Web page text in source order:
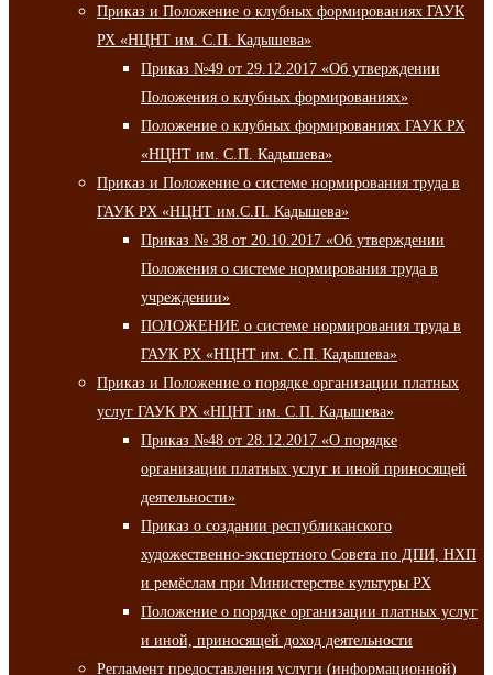
Приказ и Положение о клубных формированиях ГАУК
РХ «НЦНТ им. С.П. Кадышева»
Приказ №49 от 29.12.2017 «Об утверждении
Положения о клубных формированиях»
Положение о клубных формированиях ГАУК РХ
«НЦНТ им. С.П. Кадышева»
Приказ и Положение о системе нормирования труда в
ГАУК РХ «НЦНТ им.С.П. Кадышева»
Приказ № 38 от 20.10.2017 «Об утверждении
Положения о системе нормирования труда в
учреждении»
ПОЛОЖЕНИЕ о системе нормирования труда в
ГАУК РХ «НЦНТ им. С.П. Кадышева»
Приказ и Положение о порядке организации платных
услуг ГАУК РХ «НЦНТ им. С.П. Кадышева»
Приказ №48 от 28.12.2017 «О порядке
организации платных услуг и иной приносящей
деятельности»
Приказ о создании республиканского
художественно-экспертного Совета по ДПИ, НХП
и ремёслам при Министерстве культуры РХ
Положение о порядке организации платных услуг
и иной, приносящей доход деятельности
Регламент предоставления услуги (информационной)